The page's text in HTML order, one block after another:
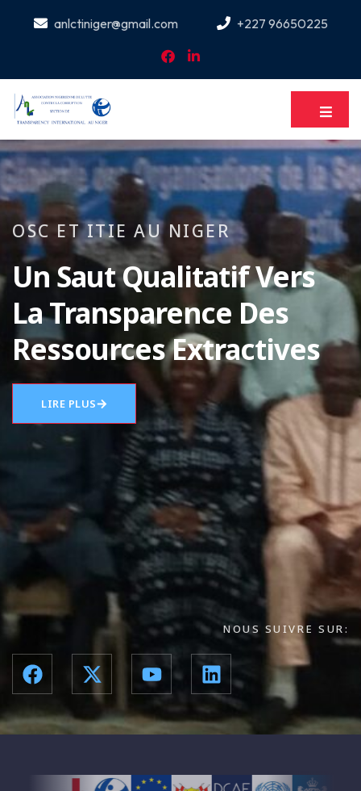
anlctiniger@gmail.com +227 96650225
OSC ET ITIE AU NIGER
Un Saut Qualitatif Vers
La Transparence Des
Ressources Extractives
LIRE PLUS
NOUS SUIVRE SUR: